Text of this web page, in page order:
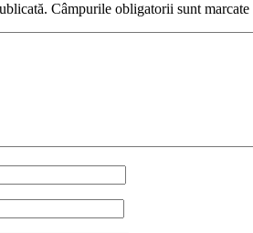
Câmpurile obligatorii sunt marcate